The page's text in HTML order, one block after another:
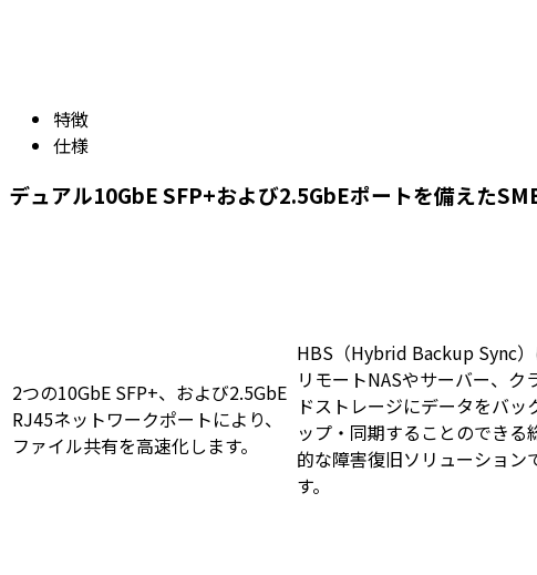
特徴
仕様
デュアル10GbE SFP+および2.5GbEポートを備えた
2つの10GbE SFP+、および2.5GbE
RJ45ネットワークポートにより、
ファイル共有を高速化します。
HBS（Hybrid Backup Sync）
リモートNASやサーバー、ク
ドストレージにデータをバッ
ップ・同期することのできる
的な障害復旧ソリューション
す。